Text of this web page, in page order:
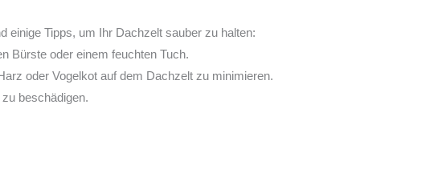
einige Tipps, um Ihr Dachzelt sauber zu halten:
Bürste oder einem feuchten Tuch.
oder Vogelkot auf dem Dachzelt zu minimieren.
beschädigen.